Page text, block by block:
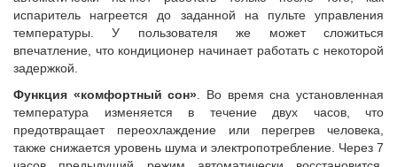
испаритель нагреется до заданной на пульте управления
температуры. У пользователя же может сложиться
впечатление, что кондиционер начинает работать с некоторой
задержкой.
Функция «комфортный сон» . Во время сна установленная
температура изменяется в течение двух часов, что
предотвращает переохлаждение или перегрев человека,
также снижается уровень шума и электропотребление. Через 7